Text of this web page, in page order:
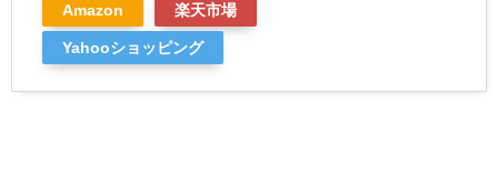
Amazon 楽天市場
Yahooショッピング